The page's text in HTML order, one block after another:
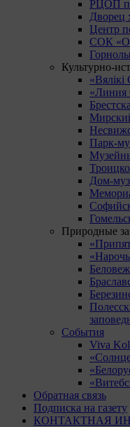
РЦОП
Дворец
Центр
СОК
Культурно-
«Линия
Парк-
Дом-
Природные
События
Viva
Обратная связь
Подписка на газету
КОНТАКТНАЯ